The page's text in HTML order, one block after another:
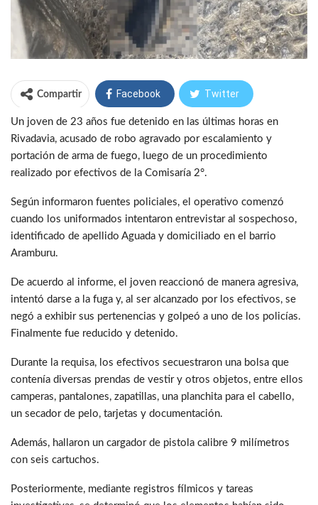
Compartir Facebook Twitter
WhatsApp Telegram
Un joven de 23 años fue detenido en las últimas horas en
Rivadavia, acusado de robo agravado por escalamiento y
portación de arma de fuego, luego de un procedimiento
realizado por efectivos de la Comisaría 2°.
Según informaron fuentes policiales, el operativo comenzó
cuando los uniformados intentaron entrevistar al sospechoso,
identificado de apellido Aguada y domiciliado en el barrio
Aramburu.
De acuerdo al informe, el joven reaccionó de manera agresiva,
intentó darse a la fuga y, al ser alcanzado por los efectivos, se
negó a exhibir sus pertenencias y golpeó a uno de los policías.
Finalmente fue reducido y detenido.
Durante la requisa, los efectivos secuestraron una bolsa que
contenía diversas prendas de vestir y otros objetos, entre ellos
camperas, pantalones, zapatillas, una planchita para el cabello,
un secador de pelo, tarjetas y documentación.
Además, hallaron un cargador de pistola calibre 9 milímetros
con seis cartuchos.
Posteriormente, mediante registros fílmicos y tareas